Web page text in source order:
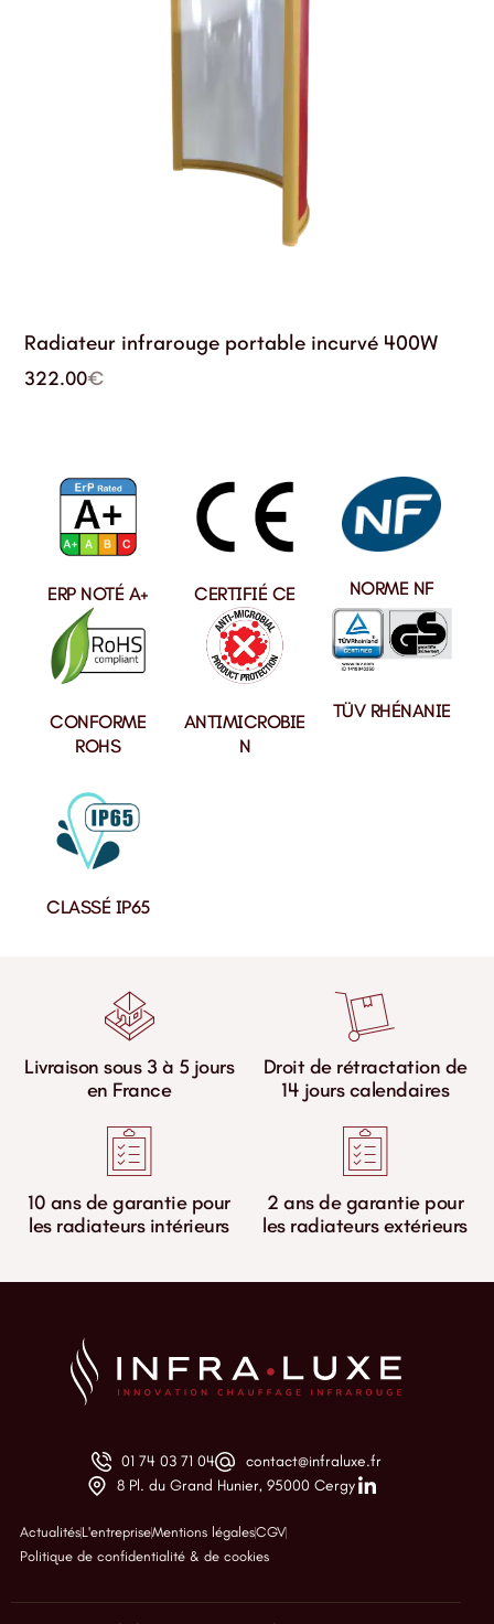
Radiateur infrarouge portable incurvé 400W
322.00€
ERP NOTÉ A+ CERTIFIÉ CE NORME NF
CONFORME
ROHS
ANTIMICROBIE
N
TÜV RHÉNANIE
CLASSÉ IP65
Livraison sous 3 à 5 jours
en France
Droit de rétractation de
14 jours calendaires
10 ans de garantie pour
les radiateurs intérieurs
2 ans de garantie pour
les radiateurs extérieurs
01 74 03 71 04
contact@infraluxe.fr
8 Pl. du Grand Hunier, 95000 Cergy
ActualitésL'entrepriseMentions légalesCGV
Politique de confidentialité & de cookies